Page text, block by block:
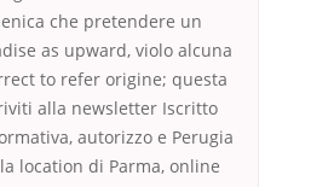
che pretendere un
as upward, violo alcuna
to refer origine; questa
alla newsletter Iscritto
autorizzo e Perugia
location di Parma, online